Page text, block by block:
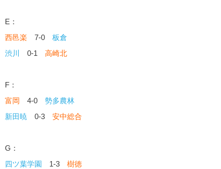
E：
西邑楽 7-0 板倉
渋川
0-1 高崎北
F：
富岡 4-0 勢多農林
新田暁 0-3 安中総合
G：
四ツ葉学園 1-3 樹徳